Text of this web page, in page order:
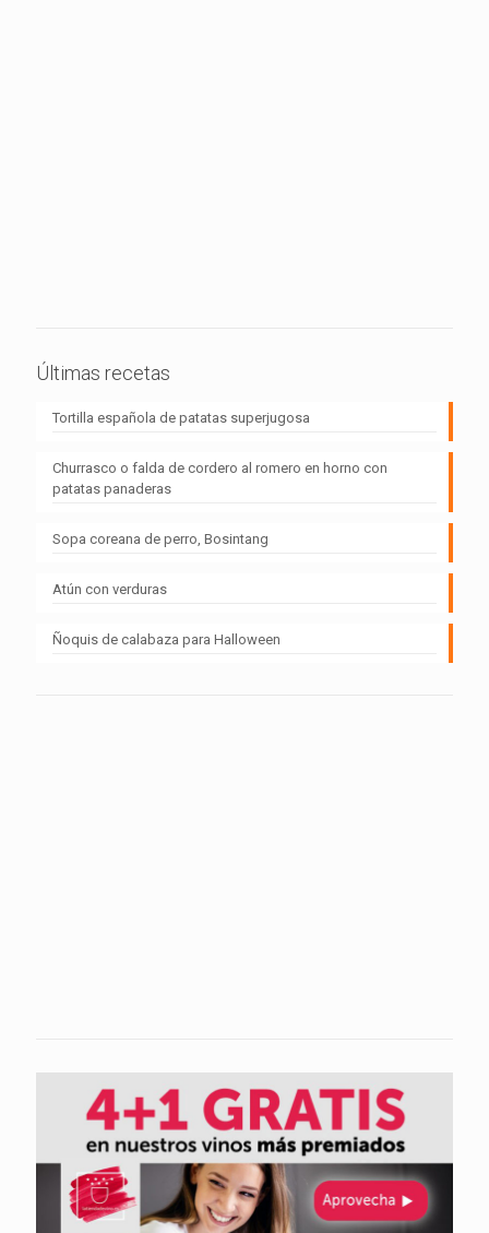
Últimas recetas
Tortilla española de patatas superjugosa
Churrasco o falda de cordero al romero en horno con
patatas panaderas
Sopa coreana de perro, Bosintang
Atún con verduras
Ñoquis de calabaza para Halloween